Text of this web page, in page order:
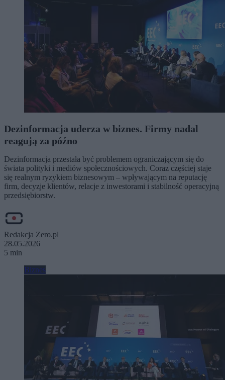
Dezinformacja uderza w biznes. Firmy nadal
reagują za późno
Dezinformacja przestała być problemem ograniczającym się do
świata polityki i mediów społecznościowych. Coraz częściej staje
się realnym ryzykiem biznesowym – wpływającym na reputację
firm, decyzje klientów, relacje z inwestorami i stabilność operacyjną
przedsiębiorstw.
Redakcja Zero.pl
28.05.2026
5 min
Biznes